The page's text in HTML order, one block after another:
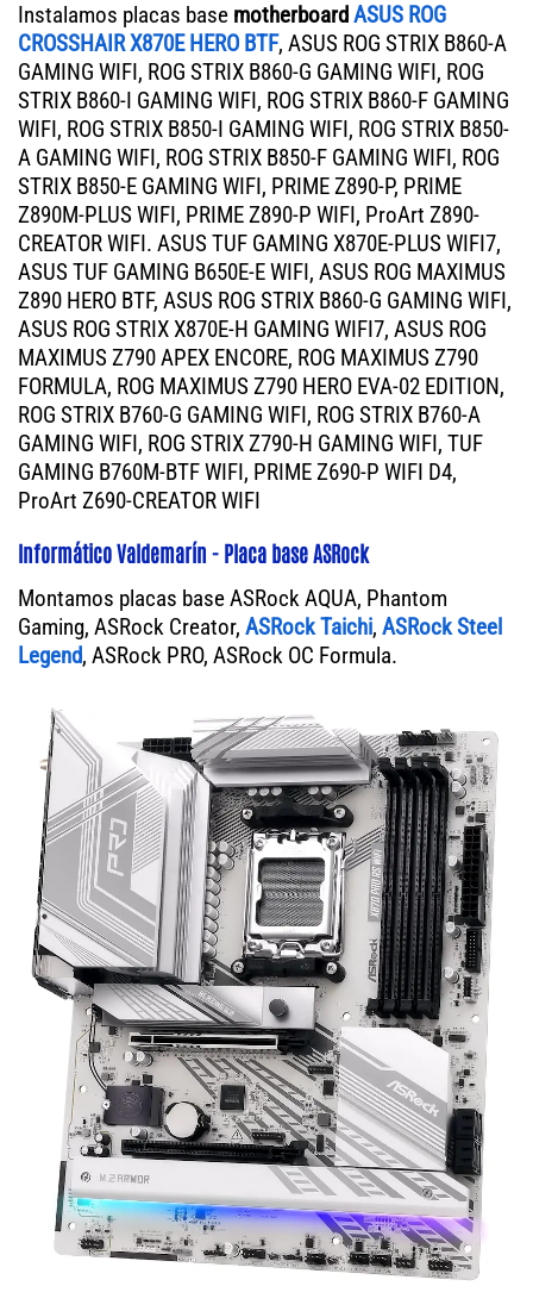
Instalamos placas base motherboardASUS ROG
CROSSHAIR X870E HERO BTF, ASUS ROG STRIX B860-A
GAMING WIFI, ROG STRIX B860-G GAMING WIFI, ROG
STRIX B860-I GAMING WIFI, ROG STRIX B860-F GAMING
WIFI, ROG STRIX B850-I GAMING WIFI, ROG STRIX B850-
A GAMING WIFI, ROG STRIX B850-F GAMING WIFI, ROG
STRIX B850-E GAMING WIFI, PRIME Z890-P, PRIME
Z890M-PLUS WIFI, PRIME Z890-P WIFI, ProArt Z890-
CREATOR WIFI. ASUS TUF GAMING X870E-PLUS WIFI7,
ASUS TUF GAMING B650E-E WIFI, ASUS ROG MAXIMUS
Z890 HERO BTF, ASUS ROG STRIX B860-G GAMING WIFI,
ASUS ROG STRIX X870E-H GAMING WIFI7, ASUS ROG
MAXIMUS Z790 APEX ENCORE, ROG MAXIMUS Z790
FORMULA, ROG MAXIMUS Z790 HERO EVA-02 EDITION,
ROG STRIX B760-G GAMING WIFI, ROG STRIX B760-A
GAMING WIFI, ROG STRIX Z790-H GAMING WIFI, TUF
GAMING B760M-BTF WIFI, PRIME Z690-P WIFI D4,
ProArt Z690-CREATOR WIFI
Informático Valdemarín - Placa base ASRock
Montamos placas base ASRock AQUA, Phantom
Gaming, ASRock Creator, ASRock Taichi, ASRock Steel
Legend, ASRock PRO, ASRock OC Formula.